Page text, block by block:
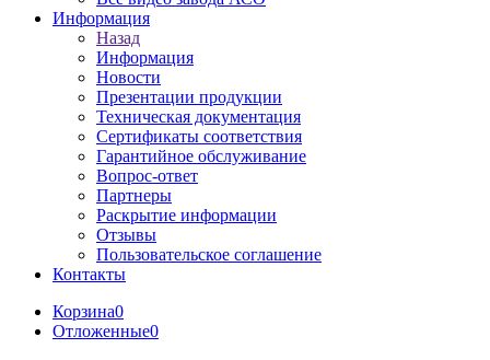
Информация
Назад
Информация
Новости
Презентации продукции
Техническая документация
Сертификаты соответствия
Гарантийное обслуживание
Вопрос-ответ
Партнеры
Раскрытие информации
Отзывы
Пользовательское соглашение
Контакты
Корзина0
Отложенные0